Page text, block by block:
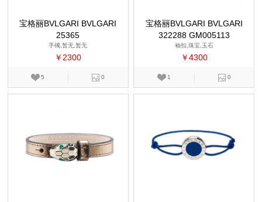
宝格丽BVLGARI BVLGARI
25365
手镯,暂无,暂无
￥2300
5 0
宝格丽BVLGARI BVLGARI
322288 GM005113
袖扣,珠宝,玉石
￥4300
1 0